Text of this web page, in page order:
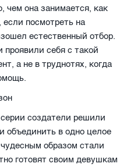
чем она занимается, как
посмотреть на
естественный отбор.
проявили себя с такой
а не в труднотях, когда
создатели решили
объединить в одно целое
образом стали
готовят своим девушкам